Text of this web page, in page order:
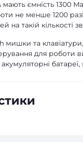
ємність 1300
не менше 1200
на такій кількості
мишки та
для роботи